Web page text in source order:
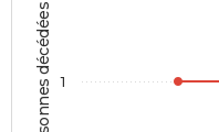
Personnes décédées 1